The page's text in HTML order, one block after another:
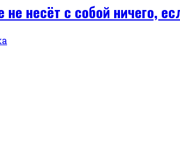
несёт с собой ничего,